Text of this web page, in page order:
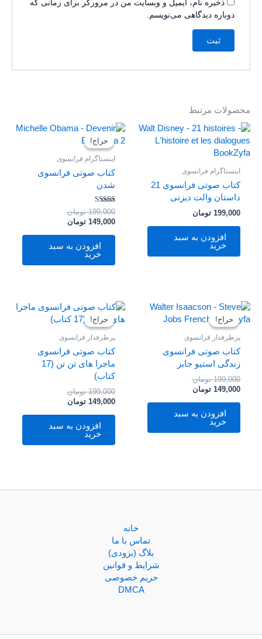
ذخیره نام، ایمیل و وبسایت من در مرورگر برای زمانی که
دوباره دیدگاهی می‌نویسم.
محصولات مرتبط
اینستاگرام فرانسوی
کتاب صوتی فرانسوی 21
داستان والت دیزنی
199,000 تومان
افزودن به سبد
خرید
حراج!
حراج!
اینستاگرام فرانسوی
کتاب صوتی فرانسوی
شدن
امتیاز
4.50
از 5
199,000 تومان
قیمت
بود.
149,000 تومان
قیمت
است.
افزودن به سبد
خرید
حراج!
حراج!
پرطرفدار فرانسوی
کتاب صوتی فرانسوی
زندگی استیو جابز
199,000 تومان
قیمت
اصلی
بود.
149,000 تومان
قیمت
فعلی
است.
افزودن به سبد
خرید
حراج!
حراج!
پرطرفدار فرانسوی
کتاب صوتی فرانسوی
ماجرا های تن تن (17
کتاب)
199,000 تومان
قیمت
اصلی
بود.
149,000 تومان
قیمت
فعلی
است.
افزودن به سبد
خرید
خانه
تماس با ما
بلاگ (بزودی)
شرایط و قوانین
حریم خصوصی
DMCA